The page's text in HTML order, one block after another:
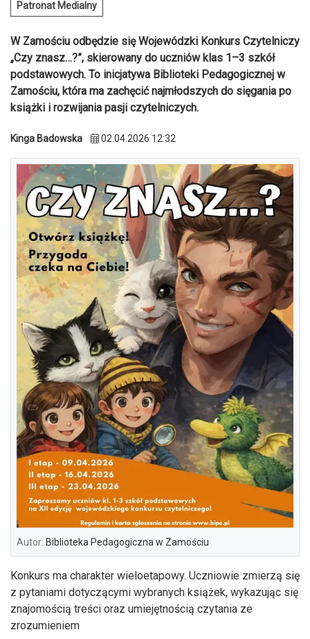
Patronat Medialny
W Zamościu odbędzie się Wojewódzki Konkurs Czytelniczy
„Czy znasz…?”, skierowany do uczniów klas 1–3 szkół
podstawowych. To inicjatywa Biblioteki Pedagogicznej w
Zamościu, która ma zachęcić najmłodszych do sięgania po
książki i rozwijania pasji czytelniczych.
Kinga Badowska 02.04.2026 12:32
Autor: Biblioteka Pedagogiczna w Zamościu
Konkurs ma charakter wieloetapowy. Uczniowie zmierzą się
z pytaniami dotyczącymi wybranych książek, wykazując się
znajomością treści oraz umiejętnością czytania ze
zrozumieniem